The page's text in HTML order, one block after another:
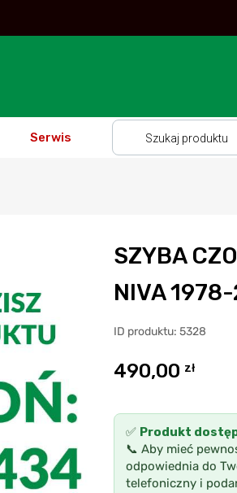
Serwis
SZYBA
NIVA
ID produktu: 5328
490,00 zł
✅ Produkt
📞 Aby mieć
odpowiednia do
telefoniczny i